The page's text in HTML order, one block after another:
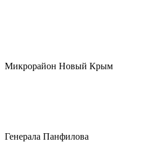
Микрорайон Новый Крым
Генерала Панфилова